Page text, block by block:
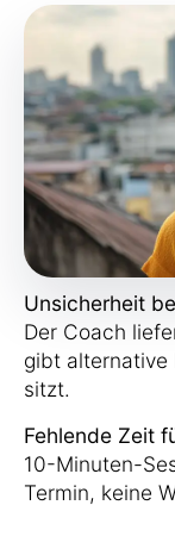
Unsicherheit
Der Coach
gibt alternative
sitzt.
Fehlende Zeit
10-Minuten-
Termin, keine